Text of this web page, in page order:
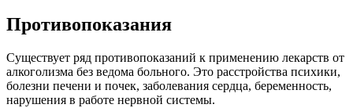
Противопоказания
Существует ряд противопоказаний к применению лекарств от
алкоголизма без ведома больного. Это расстройства психики,
болезни печени и почек, заболевания сердца, беременность,
нарушения в работе нервной системы.